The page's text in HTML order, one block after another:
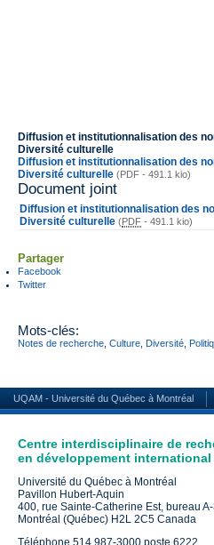
Diffusion et institutionnalisation des
Diversité culturelle
Diffusion et institutionnalisation des
Diversité culturelle (PDF - 491.1 kio)
Document joint
Diffusion et institutionnalisation des
Diversité culturelle (PDF -491.1 kio)
Partager
Facebook
Twitter
Mots-clés:
Notes de recherche Culture Diversité
UQAM - Université du Québec à Montréal
Centre interdisciplinaire de
en développement international
Université du Québec à Montréal
Pavillon Hubert-Aquin
400, rue Sainte-Catherine Est, bureau
Montréal (Québec) H2L 2C5 Canada
Téléphone 514 987-3000 poste 6222